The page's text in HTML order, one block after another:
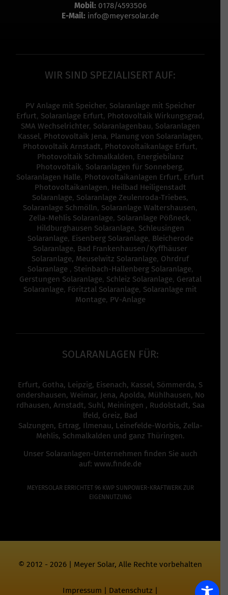
Mobil: 0178/4593506
E-Mail: info@meyersolar.de
WIR SIND SPEZIALISERT AUF:
PV Anlage mit Speicher, Solaranlage mit Speicher
Erfurt, Solaranlage Erfurt, Photovoltaik Wirkungsgrad ,
SMA Wechselrichter, Solaranlagenbau, Solaranlagen
Kassel, Photovoltaik Jena, Planung von Solaranlagen,
Photovoltaik Arnstadt, Photovoltaikanlage Erfurt,
Photovoltaik Schmalkalden, Energiebilanz
Photovoltaik, Solaranlagen für Sonneberg,
Solaranlagen Halle, Photovoltaikanlagen Erfurt, Erfurt
Photovoltaikanlagen, Heilbad Heiligenstadt
Solaranlage, Solaranlage Zeulenroda-Triebes,
Solaranlage Schmölln, Solaranlage Waltershausen,
Zella-Mehlis Solaranlage, Solaranlage Pößneck,
Hildburghausen Solaranlage, Schleusingen
Solaranlage, Eisenberg Solaranlage, Bleicherode
Solaranlage, Bad Frankenhausen/Kyffhäuser
Solaranlage, Meuselwitz Solaranlage, Ohrdruf
Solaranlage, Steinbach-Hallenberg Solaranlage,
Gerstungen Solaranlage, Schleiz Solaranlage, Geratal
Solaranlage, Föritztal Solaranlage, Solaranlage mit
Montage, PV-Anlage
SOLARANLAGEN FÜR:
Erfurt, Gotha, Leipzig, Eisenach, Kassel, Sömmerda, S
ondershausen, Weimar, Jena, Apolda, Mühlhausen, No
rdhausen, Arnstadt, Suhl, Meiningen , Rudolstadt, Saa
lfeld, Greiz, Bad
Salzungen, Ertrag, Ilmenau, Leinefelde-Worbis, Zella-
Mehlis, Schmalkalden und ganz Thüringen.
Unser Solaranlagen-Unternehmen finden Sie auch
auf: www.finde.de
MEYERSOLAR ERRICHTET 96 KWP SUNPOWER-KRAFTWERK ZUR
EIGENNUTZUNG
© 2012 - 2026 | Meyer Solar, Alle Rechte vorbehalten
Impressum | Datenschutz |